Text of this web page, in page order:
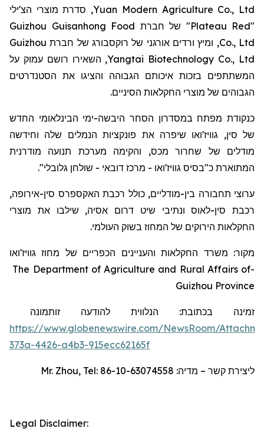
Yuan Modern Agriculture Co., Ltd, סדרת מוצרי הצ'ילי
"Plateau Red" של חברת Guizhou Guisanhong Food
Co., Ltd, ומיץ ורדים אורגני של רוקסבורג של חברת Guizhou
Yangtai Biotechnology Co., Ltd, השאירו רושם עמוק על
המשתתפים בזכות איכותם הגבוהה והציגו את הסטנדרטים
הגבוהים של מוצרי החקלאות הסיניים.
כנקודת מפתח במסדרון הסחר היבשה-ימי הבינלאומי החדש
של סין, גוויז'ואו שיפרה את פונקציות הנמלים שלה וחידשה
מודלים של שחרור מכס, והקימה מערכת תנועה מודרנית
המתוארת כ"בסיס גוויז'ואו - מרכז דובאי - שולחן גלובלי".
ערוצי תחבורה בין-מודליים, כולל רכבת האקספרס סין-אירופה,
רכבת סין-לאוס ונתיבי שיט דרום אסיה, שילבו את מוצרי
החקלאות הירוקים של המחוז בשוק העולמי.
מקור: משרד החקלאות והעניינים הכפריים של מחוז גוויז'ואו
-
The Department of Agriculture and Rural Affairs of
Guizhou Province
תמונההנלווית להודעה זו
זמינה בכתובת:
https://www.globenewswire.com/NewsRoom/
373a-4426-a4b3-915ecc62165f
ליצירת קשר – מדיה: Mr. Zhou, Tel: 86-10-63074558
Legal Disclaimer: